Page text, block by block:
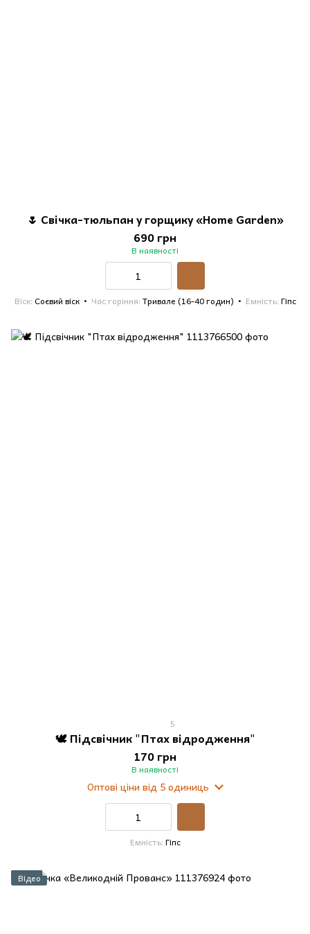
🌷 Свічка-тюльпан у горщику «Home Garden»
690 грн
В наявності
Віск Соєвий віск Час горіння Тривале (16-40 годин) Емність Гіпс
5
🕊️ Підсвічник "Птах відродження"
170 грн
В наявності
Оптові ціни від 5 одиниць
Емність Гіпс
Відео